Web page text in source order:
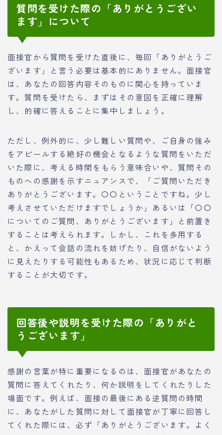
質問を受けた際の「ありがとうござい
ます」について
面接官から質問を受けた直後に、毎回「ありがとうご
ざいます」と言う必要は基本的にありません。面接官
は、あなたの回答内容そのものに関心を持っていま
す。質問を受けたら、まずはその意図を正確に理解
し、的確に答えることに集中しましょう。
ただし、例外的に、少し難しい質問や、ご自身の強み
をアピールする絶好の機会となるような質問をいただ
いた際に、考える時間をもらう意味合いや、質問その
ものへの感謝を示すニュアンスで、「ご質問いただき
ありがとうございます。〇〇ということですね。少し
考えさせていただけますでしょうか」あるいは「〇〇
についてのご質問、ありがとうございます」と前置き
することは考えられます。しかし、これを多用する
と、かえって会話の流れを妨げたり、自信がないよう
に見えたりする可能性もあるため、状況に応じて判断
することが大切です。
回答後や説明を受けた際の「ありがと
うございます」
感謝の言葉が特に重要になるのは、面接官があなたの
質問に答えてくれたり、何か説明をしてくれたりした
場面です。例えば、面接の最後にある逆質問の時間
に、あなたがした質問に対して面接官が丁寧に回答し
てくれた際には、必ず「ありがとうございます。よく